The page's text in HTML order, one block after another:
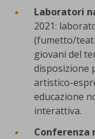
Laboratori
2021:
(fumetto/
giovani del
disposizione
artistico-
educazione
interattiva.
Conferenza